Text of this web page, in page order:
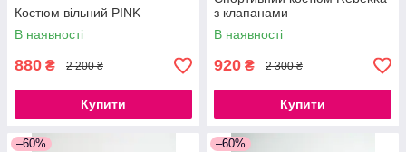
Костюм вільний PINK
В наявності
880 ₴ 2 200 ₴
Купити
з клапанами
В наявності
920 ₴ 2 300 ₴
Купити
–60% –60%